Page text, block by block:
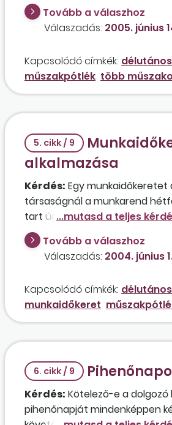
hétfőtől péntekig 6.00 órától
szombaton 6.00 órától 14.00
7.00 órától 11.00 óráig tart?
Tovább a válaszhoz
Válaszadás: 2005. június
Kapcsolódó címkék:
műszakpótlék több
5. cikk / 9
alkalmazása
Kérdés: Egy munkaidőkeretet
társaságnál a munkarend
tart úgy, hogy két nap munka
pihenőnap jár a dolgozóknak.
munkavállalót a délutános
esetben, ha 09.00-17.00 óráig
társaság fizetett ünnepen
dolgozó nincs beosztva, jár-e
ünnep? A társaság egyik
munkaviszonyban, a másik
rájuk ezek a szabályok?
Tovább a válaszhoz
Válaszadás: 2004. június
Kapcsolódó címkék:
munkaidőkeret
6. cikk / 9
Kérdés: Kötelező-e a dolgozó
pihenőnapját mindenképpen